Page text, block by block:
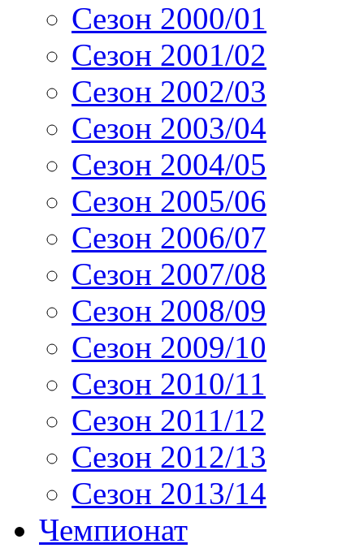
Сезон 2000/01
Сезон 2001/02
Сезон 2002/03
Сезон 2003/04
Сезон 2004/05
Сезон 2005/06
Сезон 2006/07
Сезон 2007/08
Сезон 2008/09
Сезон 2009/10
Сезон 2010/11
Сезон 2011/12
Сезон 2012/13
Сезон 2013/14
Чемпионат